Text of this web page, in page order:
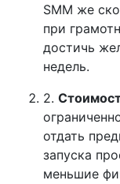
SMM же
при
достичь
недель.
2.
отдать
запуска
меньшие